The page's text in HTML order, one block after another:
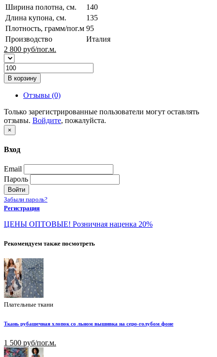
Ширина полотна, см.
140
Длина купона, см.
135
Плотность, грамм/пог.м 95
Производство
Италия
2 800 руб/пог.м.
В корзину
Отзывы (0)
Только зарегистрированные пользователи могут оставлять
отзывы. Войдите, пожалуйста.
×
Вход
Email
Пароль
Войти
Забыли пароль?
Регистрация
ЦЕНЫ ОПТОВЫЕ! Розничная наценка 20%
Рекомендуем также посмотреть
Плательные ткани
Ткань рубашечная хлопок со льном вышивка на серо-голубом фоне
1 500 руб/пог.м.